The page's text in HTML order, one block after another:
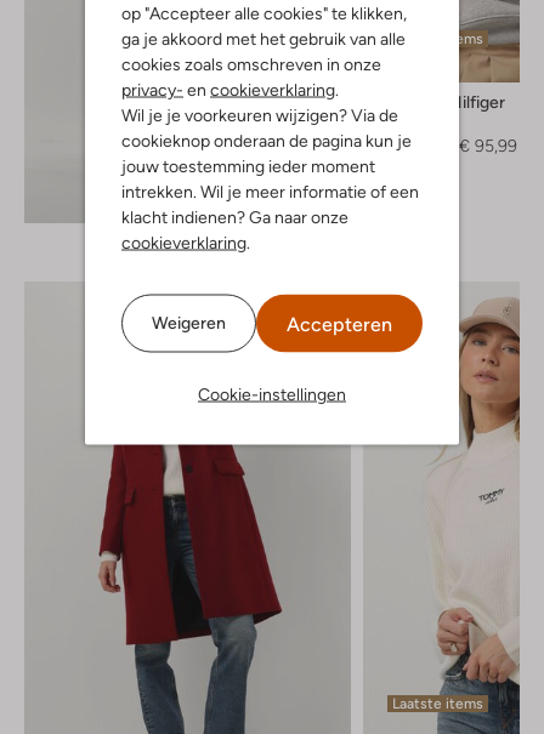
op "Accepteer alle cookies" te klikken,
ga je akkoord met het gebruik van alle
cookies zoals omschreven in onze
privacy- en cookieverklaring
Wil je je voorkeuren wijzigen? Via de
cookieknop onderaan de pagina kun je
jouw toestemming ieder moment
intrekken. Wil je meer informatie of een
klacht indienen? Ga naar onze
cookieverklaring
Weigeren Accepteren
Cookie-instellingen
Ontdek de look
Laatste items
Tommy Hilfiger
Sweater
€ 159,95
€ 95,99
Laatste items